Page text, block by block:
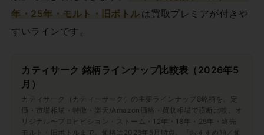
年・25年・モルト・旧ボトル は買取プレミアが付きや
すいラインです。
カティサーク 銘柄ラインナップ比較表（2026年5
月）
カティサーク（カティーサーク）の主要ラインナップ8銘柄を、定
価・市場相場・特徴・楽天/Amazon価格・買取相場で横断比較。オ
リジナル〜プロヒビション・ストーム・12年・18年・25年・終売
モルト・旧ボトルまで。価格は2026年5月時点。『おすすめ順／価